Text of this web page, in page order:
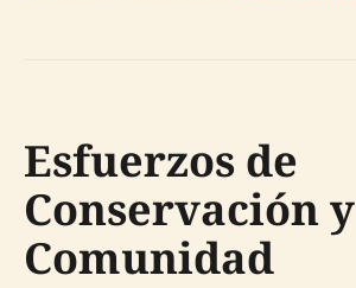
Esfuerzos de
Conservación y
Comunidad